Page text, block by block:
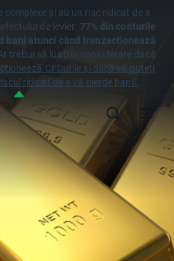
complexe și au un risc ridicat de a
de levier. 77% din conturile
atunci când tranzacționează
trebui să luați în considerare dacă
CFDurile și dacă vă puteți
ridicat de a vă pierde banii.